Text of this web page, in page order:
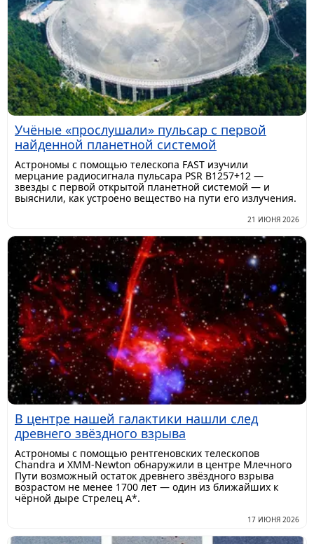
Учёные «прослушали» пульсар с первой
найденной планетной системой
Астрономы с помощью телескопа FAST изучили
мерцание радиосигнала пульсара PSR B1257+12 —
звезды с первой открытой планетной системой — и
выяснили, как устроено вещество на пути его излучения.
21 ИЮНЯ 2026
В центре нашей галактики нашли след
древнего звёздного взрыва
Астрономы с помощью рентгеновских телескопов
Chandra и XMM-Newton обнаружили в центре Млечного
Пути возможный остаток древнего звёздного взрыва
возрастом не менее 1700 лет — один из ближайших к
чёрной дыре Стрелец A*.
17 ИЮНЯ 2026